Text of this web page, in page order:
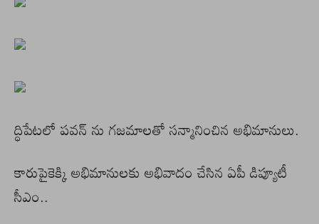
ద్ధిపేటలో పవన్ ను గజమాలతో సన్మానించిన అభిమానులు.
కారుపైకెక్కి అభిమానులకు అభివాదం చేసిన ఏపీ డిప్యూటీ
సీఎం..